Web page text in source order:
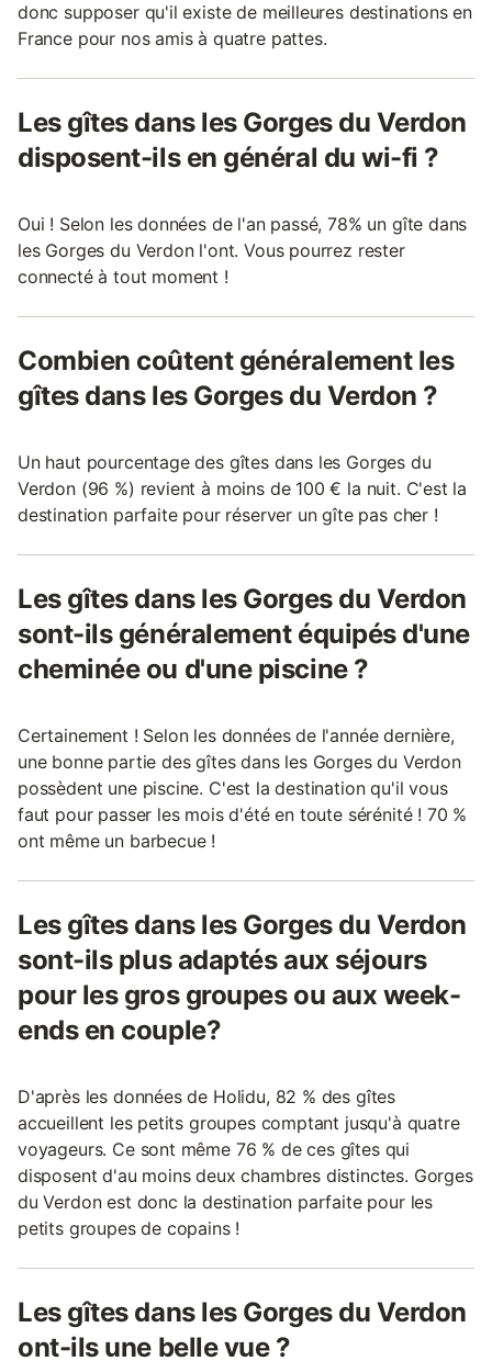
donc supposer qu'il existe de meilleures destinations en
France pour nos amis à quatre pattes.
Les gîtes dans les Gorges du Verdon
disposent-ils en général du wi-fi ?
Oui ! Selon les données de l'an passé, 78% un gîte dans
les Gorges du Verdon l'ont. Vous pourrez rester
connecté à tout moment !
Combien coûtent généralement les
gîtes dans les Gorges du Verdon ?
Un haut pourcentage des gîtes dans les Gorges du
Verdon (96 %) revient à moins de 100 € la nuit. C'est la
destination parfaite pour réserver un gîte pas cher !
Les gîtes dans les Gorges du Verdon
sont-ils généralement équipés d'une
cheminée ou d'une piscine ?
Certainement ! Selon les données de l'année dernière,
une bonne partie des gîtes dans les Gorges du Verdon
possèdent une piscine. C'est la destination qu'il vous
faut pour passer les mois d'été en toute sérénité ! 70 %
ont même un barbecue !
Les gîtes dans les Gorges du Verdon
sont-ils plus adaptés aux séjours
pour les gros groupes ou aux week-
ends en couple?
D'après les données de Holidu, 82 % des gîtes
accueillent les petits groupes comptant jusqu'à quatre
voyageurs. Ce sont même 76 % de ces gîtes qui
disposent d'au moins deux chambres distinctes. Gorges
du Verdon est donc la destination parfaite pour les
petits groupes de copains !
Les gîtes dans les Gorges du Verdon
ont-ils une belle vue ?